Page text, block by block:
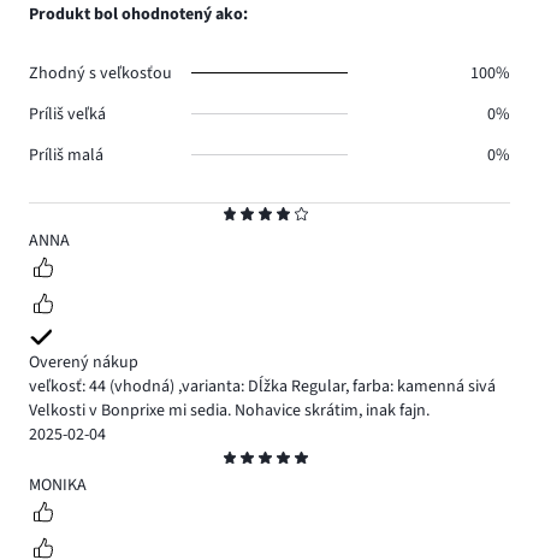
4
ANNA
Overený nákup
veľkosť: 44 (vhodná) ,varianta: Dĺžka Regular,farba: kamenná sivá
Velkosti v Bonprixe mi sedia. Nohavice skrátim, inak fajn.
2025-02-04
5
MONIKA
Produkt bol ohodnotený ako:
Zhodný s veľkosťou
100%
Príliš veľká
0%
Príliš malá
0%